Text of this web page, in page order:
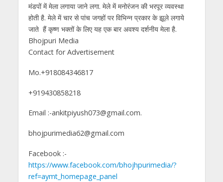
मंडपों में मेला लगाया जाने लगा. मेले में मनोरंजन की भरपूर व्यवस्था
होती है. मेले में चार से पांच जगहों पर विभिन्न प्रकार के झूले लगाये
जाते हैं कृष्ण भक्तों के लिए यह एक बार अवश्य दर्शनीय मेला है.
Bhojpuri Media
Contact for Advertisement
Mo.+918084346817
+919430858218
Email :-ankitpiyush073@gmail.com.
bhojpurimedia62@gmail.com
Facebook :-
https://www.facebook.com/bhojhpurimedia/?
ref=aymt_homepage_panel